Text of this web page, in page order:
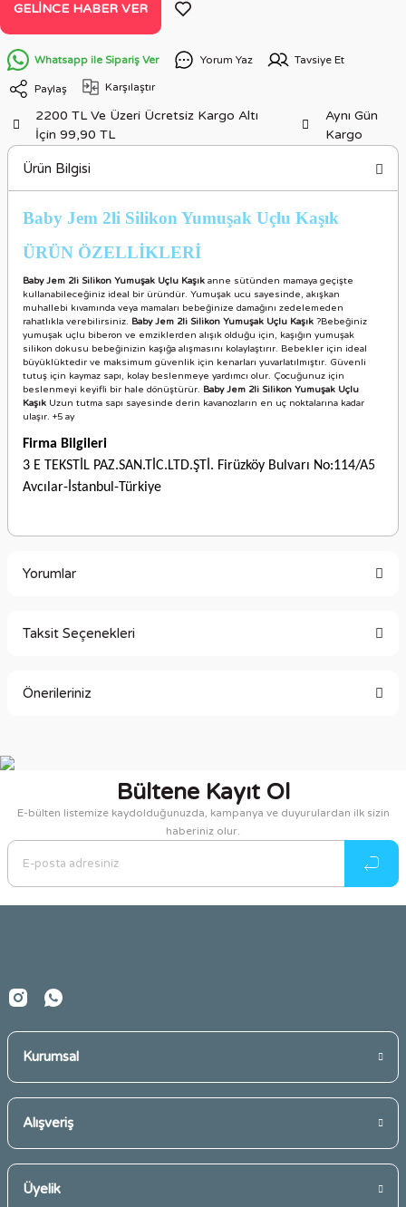
GELINCE HABER VER
Whatsapp ile Sipariş Ver Yorum Yaz Tavsiye Et
Paylaş Karşılaştır
2200 TL Ve Üzeri Ücretsiz Kargo Altı
İçin 99,90 TL
Aynı Gün
Kargo
Ürün Bilgisi
Baby Jem 2li Silikon Yumuşak Uçlu Kaşık
ÜRÜN ÖZELLİKLERİ
Baby Jem 2li Silikon Yumuşak Uçlu Kaşık anne sütünden mamaya geçişte
kullanabileceğiniz ideal bir üründür. Yumuşak ucu sayesinde, akışkan
muhallebi kıvamında veya mamaları bebeğinize damağını zedelemeden
rahatlıkla verebilirsiniz. Baby Jem 2li Silikon Yumuşak Uçlu Kaşık ?Bebeğiniz
yumuşak uçlu biberon ve emziklerden alışık olduğu için, kaşığın yumuşak
silikon dokusu bebeğinizin kaşığa alışmasını kolaylaştırır. Bebekler için ideal
büyüklüktedir ve maksimum güvenlik için kenarları yuvarlatılmıştır. Güvenli
tutuş için kaymaz sapı, kolay beslenmeye yardımcı olur. Çocuğunuz için
beslenmeyi keyifli bir hale dönüştürür. Baby Jem 2li Silikon Yumuşak Uçlu
Kaşık Uzun tutma sapı sayesinde derin kavanozların en uç noktalarına kadar
ulaşır. +5 ay
Firma Bilgileri
3 E TEKSTİL PAZ.SAN.TİC.LTD.ŞTİ. Firüzköy Bulvarı No:114/A5
Avcılar-İstanbul-Türkiye
Yorumlar
Taksit Seçenekleri
Önerileriniz
Görüş ve önerileriniz için teşekkür ederiz.
Ürün resmi kalitesiz, bozuk veya görüntülenemiyor.
Ürün açıklamasında eksik bilgiler bulunuyor.
Ürün bilgilerinde hatalar bulunuyor.
Bültene Kayıt Ol
E-bülten listemize kaydolduğunuzda, kampanya ve duyurulardan ilk sizin
haberiniz olur.
Kurumsal
Alışveriş
Üyelik